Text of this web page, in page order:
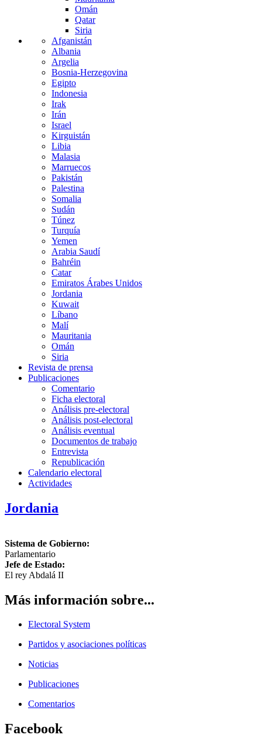
Omán
Qatar
Siria
Afganistán
Albania
Argelia
Bosnia-Herzegovina
Egipto
Indonesia
Irak
Irán
Israel
Kirguistán
Libia
Malasia
Marruecos
Pakistán
Palestina
Somalia
Sudán
Túnez
Turquía
Yemen
Arabia Saudí
Bahréin
Catar
Emiratos Árabes Unidos
Jordania
Kuwait
Líbano
Malí
Mauritania
Omán
Siria
Revista de prensa
Publicaciones
Comentario
Ficha electoral
Análisis pre-electoral
Análisis post-electoral
Análisis eventual
Documentos de trabajo
Entrevista
Republicación
Calendario electoral
Actividades
Jordania
Sistema de Gobierno:
Parlamentario
Jefe de Estado:
El rey Abdalá II
Más información sobre...
Electoral System
Partidos y asociaciones políticas
Noticias
Publicaciones
Comentarios
Facebook